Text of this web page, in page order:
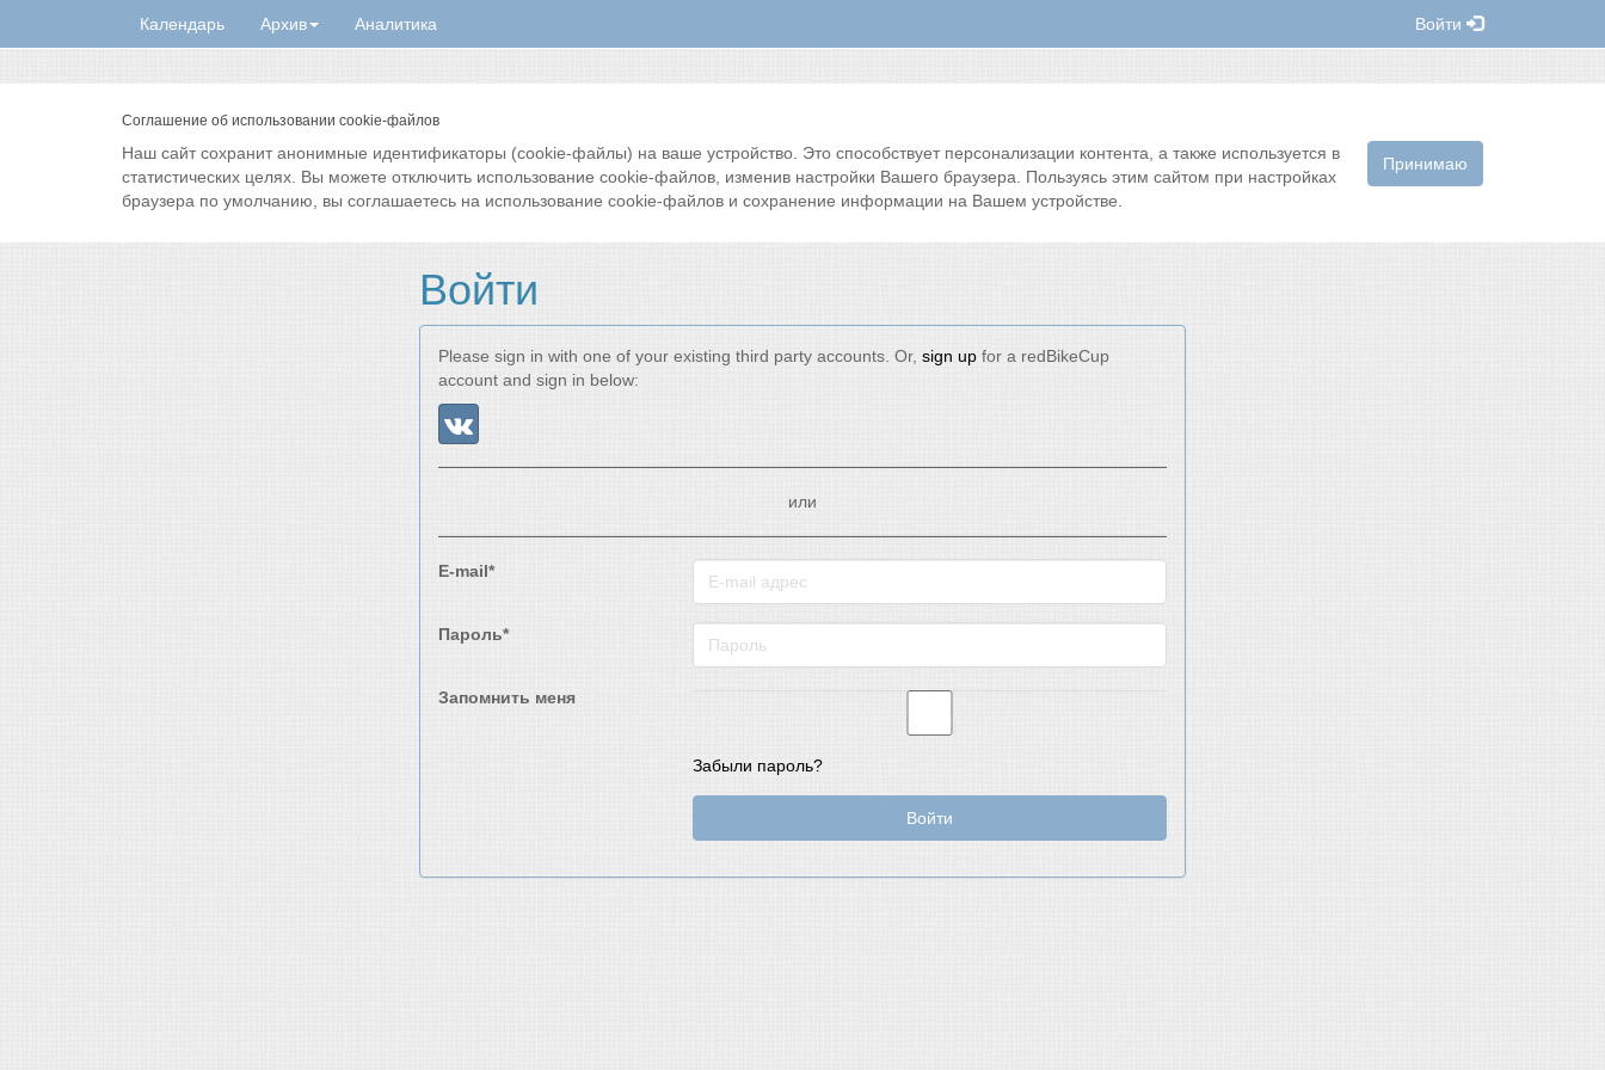
Календарь Архив Аналитика Войти
Соглашение об использовании cookie-файлов
Принимаю
Наш сайт сохранит анонимные идентификаторы (cookie-файлы) на ваше устройство. Это способствует персонализации контента, а также используется в
статистических целях. Вы можете отключить использование cookie-файлов, изменив настройки Вашего браузера. Пользуясь этим сайтом при настройках
браузера по умолчанию, вы соглашаетесь на использование cookie-файлов и сохранение информации на Вашем устройстве.
Войти
Please sign in with one of your existing third party accounts. Or, sign up for a redBikeCup
account and sign in below:
или
E-mail*
Пароль*
Запомнить меня
Забыли пароль?
Войти